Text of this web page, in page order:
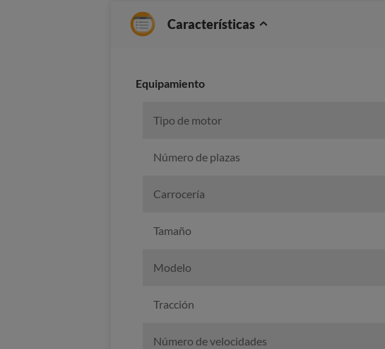
Características
Equipamiento
Tipo de motor
Número de plazas
Carrocería
Tamaño
Modelo
Tracción
Número de velocidades